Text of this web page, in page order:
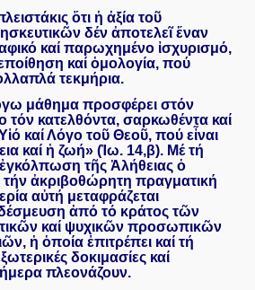
ὅτι ἡ ἀξία τοῦ
δέν ἀποτελεῖ ἕναν
καί παρωχημένο ἰσχυρισμό,
καί ὁμολογία, πού
τεκμήρια.
μάθημα προσφέρει στόν
τόν κατελθόντα, σαρκωθέντα καί
καί Λόγο τοῦ Θεοῦ, πού εἶναι
καί ἡ ζωή» (Ἰω. 14,β). Μέ τή
τῆς Ἀλήθειας ὁ
ἀκριβοθώρητη πραγματική
αὐτή μεταφράζεται
ἀπό τό κράτος τῶν
καί ψυχικῶν προσωπικῶν
ἡ ὁποία ἐπιτρέπει καί τή
δοκιμασίες καί
πλεονάζουν.